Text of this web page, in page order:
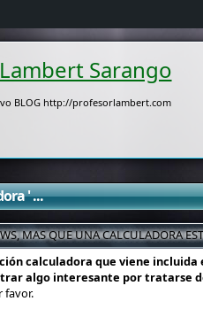
Sarango
BLOG http://profesorlambert.com
' ...
MAS QUE UNA CALCULADORA
calculadora que viene incluida
algo interesante por tratarse
favor.